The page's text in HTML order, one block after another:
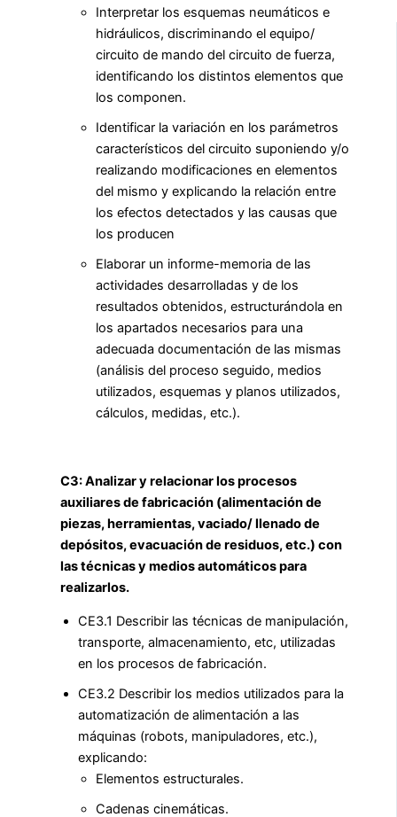
Interpretar los esquemas neumáticos e
hidráulicos, discriminando el equipo/
circuito de mando del circuito de fuerza,
identificando los distintos elementos que
los componen.
Identificar la variación en los parámetros
característicos del circuito suponiendo y/o
realizando modificaciones en elementos
del mismo y explicando la relación entre
los efectos detectados y las causas que
los producen
Elaborar un informe-memoria de las
actividades desarrolladas y de los
resultados obtenidos, estructurándola en
los apartados necesarios para una
adecuada documentación de las mismas
(análisis del proceso seguido, medios
utilizados, esquemas y planos utilizados,
cálculos, medidas, etc.).
C3: Analizar y relacionar los procesos
auxiliares de fabricación (alimentación de
piezas, herramientas, vaciado/ llenado de
depósitos, evacuación de residuos, etc.) con
las técnicas y medios automáticos para
realizarlos.
CE3.1 Describir las técnicas de manipulación,
transporte, almacenamiento, etc, utilizadas
en los procesos de fabricación.
CE3.2 Describir los medios utilizados para la
automatización de alimentación a las
máquinas (robots, manipuladores, etc.),
explicando:
Elementos estructurales.
Cadenas cinemáticas.